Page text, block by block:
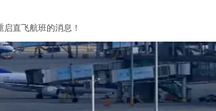
启直飞航班的消息！